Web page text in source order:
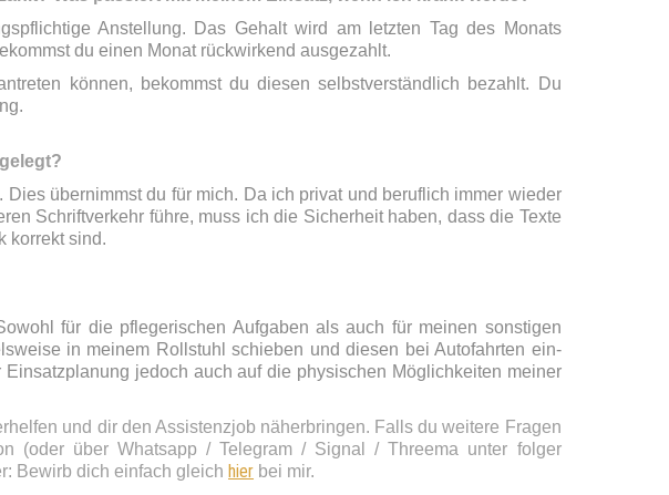
Anstellung. Das Gehalt wird am letzten Tag des Monats
du einen Monat rückwirkend ausgezahlt.
können, bekommst du diesen selbstverständlich bezahlt. Du
übernimmst du für mich. Da ich privat und beruflich immer wieder
Schriftverkehr führe, muss ich die Sicherheit haben, dass die Texte
korrekt sind.
für die pflegerischen Aufgaben als auch für meinen sonstigen
in meinem Rollstuhl schieben und diesen bei Autofahrten ein-
jedoch auch auf die physischen Möglichkeiten meiner
und dir den Assistenzjob näherbringen. Falls du weitere Fragen
(oder über Whatsapp / Telegram / Signal / Threema unter folger
Bewirb dich einfach gleich hier bei mir.